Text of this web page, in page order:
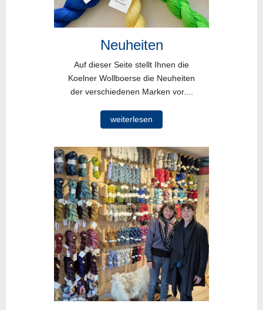
Neuheiten
Auf dieser Seite stellt Ihnen die
Koelner Wollboerse die Neuheiten
der verschiedenen Marken vor....
weiterlesen